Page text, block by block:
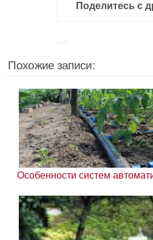
Поделитесь с
Похожие записи:
Особенности систем